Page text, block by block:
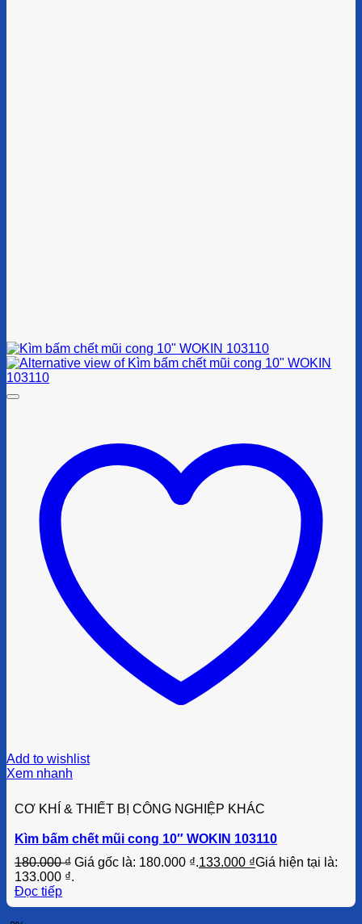
Add to wishlist
Xem nhanh
CƠ KHÍ & THIẾT BỊ CÔNG NGHIỆP KHÁC
Kìm bấm chết mũi cong 10″ WOKIN 103110
180.000₫ Giá gốc là: 180.000 ₫.133.000 ₫Giá hiện tại là:
133.000 ₫.
Đọc tiếp